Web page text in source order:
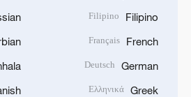
Filipino
Filipino
French
Français
German
Deutsch
Greek
Ελληνικά